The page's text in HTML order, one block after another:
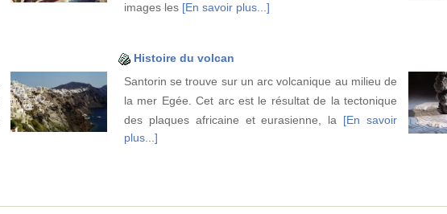
images les [En savoir plus...]
Histoire du volcan
Santorin se trouve sur un arc volcanique au milieu de
la mer Egée. Cet arc est le résultat de la tectonique
des plaques africaine et eurasienne, la [En savoir
plus...]